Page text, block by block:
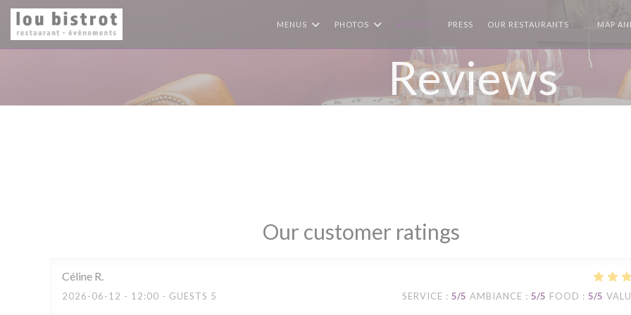
Personalizing your cookie choices
MENUS PHOTOS PRESS OUR RESTAURANTS MAP
Reviews
Our customer ratings
Céline R
2026-06-12 - 12:00 - GUESTS 5 SERVICE : 5/5 AMBIANCE : 5/5 FOOD : 5/5